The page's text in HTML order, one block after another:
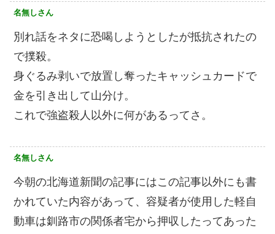
名無しさん
別れ話をネタに恐喝しようとしたが抵抗されたの
で撲殺。
身ぐるみ剥いで放置し奪ったキャッシュカードで
金を引き出して山分け。
これで強盗殺人以外に何があるってさ。
名無しさん
今朝の北海道新聞の記事にはこの記事以外にも書
かれていた内容があって、容疑者が使用した軽自
動車は釧路市の関係者宅から押収したってあった